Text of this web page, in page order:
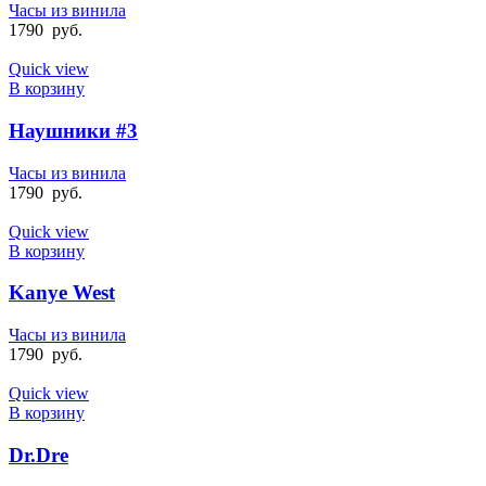
Часы из винила
1790 руб.
Quick view
В корзину
Наушники #3
Часы из винила
1790 руб.
Quick view
В корзину
Kanye West
Часы из винила
1790 руб.
Quick view
В корзину
Dr.Dre